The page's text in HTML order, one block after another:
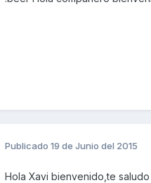
Publicado 19 de Junio del 2015
Hola Xavi bienvenido,te